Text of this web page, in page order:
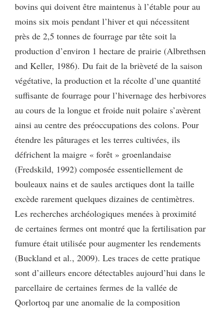
bovins qui doivent être maintenus à l’étable pour au
moins six mois pendant l’hiver et qui nécessitent
près de 2,5 tonnes de fourrage par tête soit la
production d’environ 1 hectare de prairie (Albrethsen
and Keller, 1986). Du fait de la brièveté de la saison
végétative, la production et la récolte d’une quantité
suffisante de fourrage pour l’hivernage des herbivores
au cours de la longue et froide nuit polaire s’avèrent
ainsi au centre des préoccupations des colons. Pour
étendre les pâturages et les terres cultivées, ils
défrichent la maigre « forêt » groenlandaise
(Fredskild, 1992) composée essentiellement de
bouleaux nains et de saules arctiques dont la taille
excède rarement quelques dizaines de centimètres.
Les recherches archéologiques menées à proximité
de certaines fermes ont montré que la fertilisation par
fumure était utilisée pour augmenter les rendements
(Buckland et al., 2009). Les traces de cette pratique
sont d’ailleurs encore détectables aujourd’hui dans le
parcellaire de certaines fermes de la vallée de
Qorlortoq par une anomalie de la composition